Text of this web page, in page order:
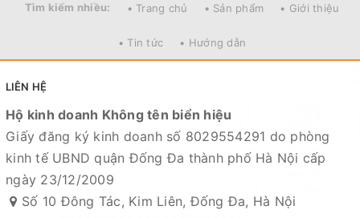
Tìm kiếm nhiều: • Trang chủ • Sản phẩm • Giới thiệu
• Tin tức • Hướng dẫn
LIÊN HỆ
Hộ kinh doanh Không tên biển hiệu
Giấy đăng ký kinh doanh số 8029554291 do phòng
kinh tế UBND quận Đống Đa thành phố Hà Nội cấp
ngày 23/12/2009
Số 10 Đông Tác, Kim Liên, Đống Đa, Hà Nội